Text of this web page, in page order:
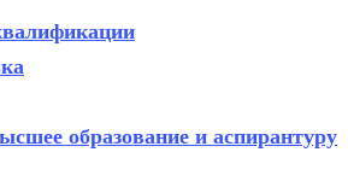
образование и аспирантуру